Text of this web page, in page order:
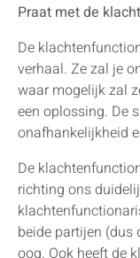
Praat met de
De
verhaal. Ze zal je
waar mogelijk zal
een oplossing. De
onafhankelijkheid
De
richting ons
beide partijen
oog. Ook heeft de